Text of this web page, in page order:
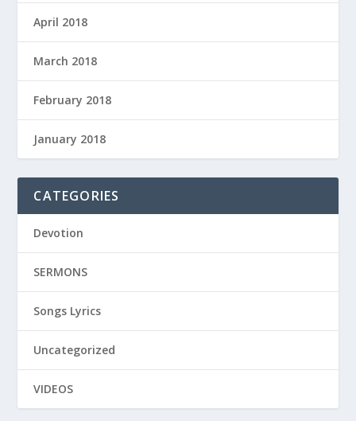
April 2018
March 2018
February 2018
January 2018
CATEGORIES
Devotion
SERMONS
Songs Lyrics
Uncategorized
VIDEOS